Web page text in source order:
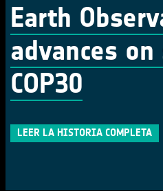
Earth
advances
COP30
LEER LA HISTORIA COMPLETA